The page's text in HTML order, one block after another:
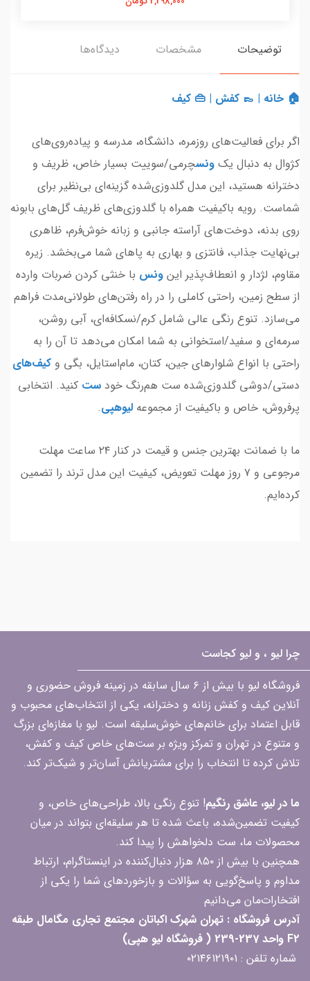
توضیحات مشخصات دیدگاه‌ها
🏠 خانه | 👞 کفش | 👜 کیف
اگر برای فعالیت‌های روزمره، دانشگاه، مدرسه و پیاده‌روی‌های
کژوال به دنبال یک ونسچرمی/سوییت بسیار خاص، ظریف و
دخترانه هستید، این مدل گلدوزی‌شده گزینه‌ای بی‌نظیر برای
شماست. رویه باکیفیت همراه با گلدوزی‌های ظریف گل‌های بابونه
روی بدنه، دوخت‌های آراسته جانبی و زبانه خوش‌فرم، ظاهری
بی‌نهایت جذاب، فانتزی و بهاری به پاهای شما می‌بخشد. زیره
مقاوم، لژدار و انعطاف‌پذیر این ونس با خنثی کردن ضربات وارده
از سطح زمین، راحتی کاملی را در راه رفتن‌های طولانی‌مدت فراهم
می‌سازد. تنوع رنگی عالی شامل کرم/نسکافه‌ای، آبی روشن،
سرمه‌ای و سفید/استخوانی به شما امکان می‌دهد تا آن را به
راحتی با انواع شلوارهای جین، کتان، مام‌استایل، بگی و کیف‌های
دستی/دوشی گلدوزی‌شده ست هم‌رنگ خود ست کنید. انتخابی
پرفروش، خاص و باکیفیت از مجموعه لیوهپی.
ما با ضمانت بهترین جنس و قیمت در کنار ۲۴ ساعت مهلت
مرجوعی و ۷ روز مهلت تعویض، کیفیت این مدل ترند را تضمین
کرده‌ایم.
چرا لیو ، و لیو کجاست
فروشگاه لیو با بیش از ۶ سال سابقه در زمینه فروش حضوری و
آنلاین کیف و کفش زنانه و دخترانه، یکی از انتخاب‌های محبوب و
قابل اعتماد برای خانم‌های خوش‌سلیقه است. لیو با مغازه‌ای بزرگ
و متنوع در تهران و تمرکز ویژه بر ست‌های خاص کیف و کفش،
تلاش کرده تا انتخاب را برای مشتریانش آسان‌تر و شیک‌تر کند.
ما در لیو، عاشق رنگیم! تنوع رنگی بالا، طراحی‌های خاص، و
کیفیت تضمین‌شده، باعث شده تا هر سلیقه‌ای بتواند در میان
محصولات ما، ست دلخواهش را پیدا کند.
همچنین با بیش از ۸۵۰ هزار دنبال‌کننده در اینستاگرام، ارتباط
مداوم و پاسخ‌گویی به سؤالات و بازخوردهای شما را یکی از
افتخارات‌مان می‌دانیم
آدرس فروشگاه : تهران شهرک اکباتان مجتمع تجاری مگامال طبقه
F2 واحد 237-239 ( فروشگاه لیو هپی)
شماره تلفن : ۰۲۱۴۶۱۲۱۹۰۱